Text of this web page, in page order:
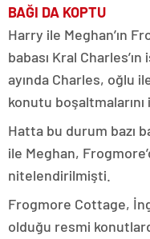
BAĞI DA KOPTU
Harry ile Meghan’ın
babası Kral
ayında Charles, oğlu
konutu boşaltmalarını
Hatta bu durum bazı
ile Meghan,
nitelendirilmişti.
Frogmore Cottage,
olduğu resmi